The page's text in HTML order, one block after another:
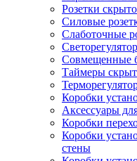
Розетки
Силовые
Слаботочные
Совмещенные
Таймеры
Коробки
Аксессуары
Коробки
Коробки
стены